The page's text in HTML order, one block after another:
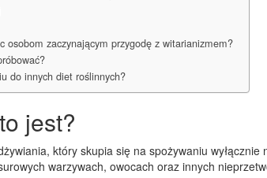
osobom zaczynającym przygodę z witarianizmem?
do innych diet roślinnych?
jest?
który skupia się na spożywaniu
warzywach, owocach oraz innych